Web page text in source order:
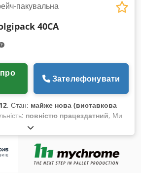
пакувальна
40CA
Зателефонувати
, Стан: майже нова (виставкова
повністю працездатний, Ми
Avvolgipack 40 CA — високоякісну
пакування продукції у стретч-
у 2012 році, однак
як виставковий зразок. Таким
нова і жодного разу не працювала в